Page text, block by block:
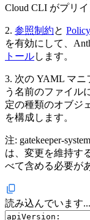
Cloud CLI がプリ
2. 参照制約と
を有効にして、
トールします。
3. 次の YAML マニ
う名前のファイル
定の種類のオブジ
を構成します。
注: gatekeeper-
は、変更を維持す
べて含める必要が
読み込んでいます...